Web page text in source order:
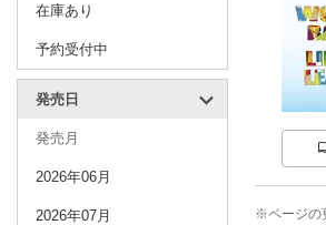
在庫あり
予約受付中
発売日
発売月
2026年06月
2026年07月
※ページの